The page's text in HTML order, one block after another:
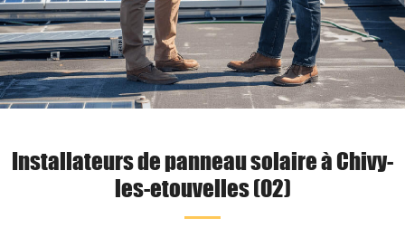
Installateurs de panneau solaire à Chivy-
les-etouvelles (02)